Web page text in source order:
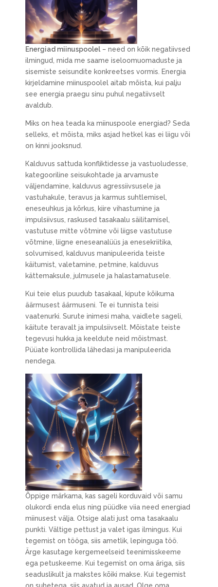
Energiad miinuspoolel– need on kõik negatiivsed
ilmingud, mida me saame iseloomuomaduste ja
sisemiste seisundite konkreetses vormis. Energia
kirjeldamine miinuspoolel aitab mõista, kui palju
see energia praegu sinu puhul negatiivselt
avaldub.
Miks on hea teada ka miinuspoole energiad? Seda
selleks, et mõista, miks asjad hetkel kas ei liigu või
on kinni jooksnud.
Кalduvus sattuda konfliktidesse ja vastuoludesse,
kategooriline seisukohtade ja arvamuste
väljendamine, kalduvus agressiivsusele ja
vastuhakule, teravus ja karmus suhtlemisel,
eneseuhkus ja kõrkus, kiire vihastumine ja
impulsiivsus, raskused tasakaalu säilitamisel,
vastutuse mitte võtmine või liigse vastutuse
võtmine, liigne eneseanalüüs ja enesekriitika,
solvumised, kalduvus manipuleerida teiste
käitumist, valetamine, petmine, kalduvus
kättemaksule, julmusele ja halastamatusele.
Kui teie elus puudub tasakaal, kipute kõikuma
äärmusest äärmuseni. Te ei tunnista teisi
vaatenurki. Surute inimesi maha, vaidlete sageli,
käitute teravalt ja impulsiivselt. Mõistate teiste
tegevusi hukka ja keeldute neid mõistmast.
Püüate kontrollida lähedasi ja manipuleerida
nendega.
Õppige märkama, kas sageli korduvaid või samu
olukordi enda elus ning püüdke viia need energiad
miinusest välja. Otsige alati just oma tasakaalu
punkti. Vältige pettust ja valet igas ilmingus. Kui
tegemist on tööga, siis ametlik, lepinguga töö.
Ärge kasutage kergemeelseid teenimisskeeme
ega petuskeeme. Kui tegemist on oma äriga, siis
seaduslikult ja makstes kõiki makse. Kui tegemist